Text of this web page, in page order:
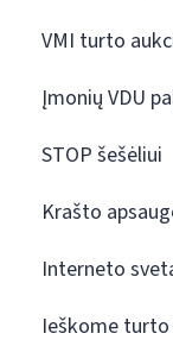
VMI turto
Įmonių VDU
STOP šešėliui
Krašto
Interneto
Ieškome turto